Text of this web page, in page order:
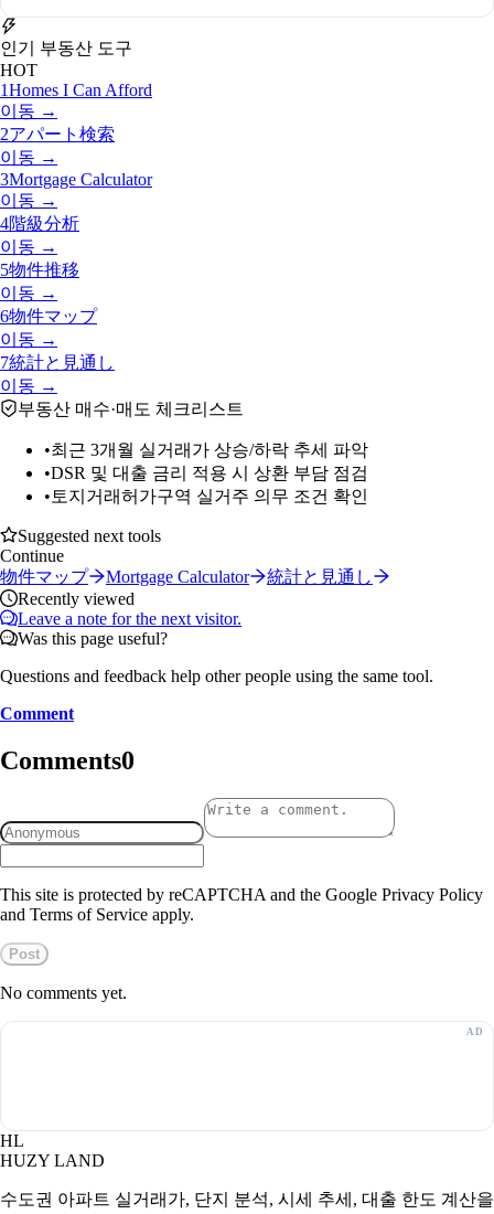
인기 부동산 도구
HOT
1Homes I Can Afford
이동 →
2アパート検索
이동 →
3Mortgage Calculator
이동 →
4階級分析
이동 →
5物件推移
이동 →
6物件マップ
이동 →
7統計と見通し
이동 →
부동산 매수·매도 체크리스트
•최근 3개월 실거래가 상승/하락 추세 파악
•DSR 및 대출 금리 적용 시 상환 부담 점검
• 토지거래허가구역 실거주 의무 조건 확인
Suggested next tools
Continue
物件マップ
Mortgage Calculator
統計と見通し
Recently viewed
Leave a note for the next visitor.
Was this page useful?
Questions and feedback help other people using the same tool.
Comment
Comments0
This site is protected by reCAPTCHA and the Google Privacy Policy
and Terms of Service apply.
Post
No comments yet.
HL
HUZY LAND
수도권 아파트 실거래가, 단지 분석, 시세 추세, 대출 한도 계산을